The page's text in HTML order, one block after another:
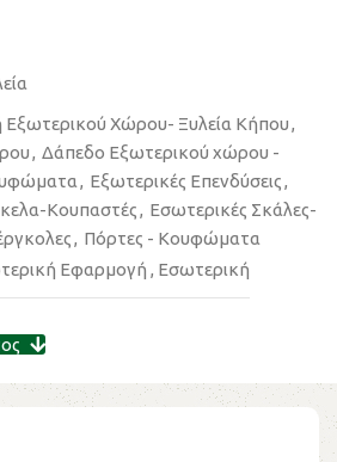
Εξωτερικού Χώρου- Ξυλεία Κήπου,
, Δάπεδο Εξωτερικού χώρου -
, Εξωτερικές Επενδύσεις,
Κουπαστές, Εσωτερικές Σκάλες-
, Πόρτες - Κουφώματα
Εφαρμογή , Εσωτερική